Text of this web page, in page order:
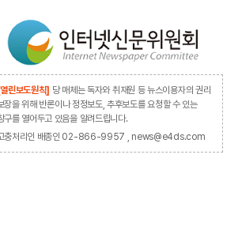
린보도원칙] 당 매체는 독자와 취재원 등 뉴스이용자의 권리
장을 위해 반론이나 정정보도, 추후보도를 요청할 수 있는
구를 열어두고 있음을 알려드립니다.
충처리인 배종인 02-866-9957 , news@e4ds.com